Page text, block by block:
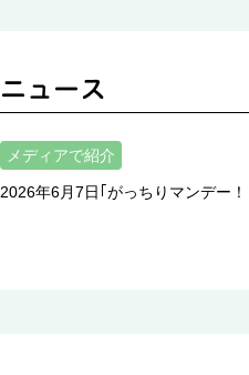
メディアで紹介
2026年6月7日｢がっちりマンデー